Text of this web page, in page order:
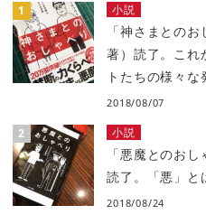
小説
「神さまとの
著）読了。これ
トたちの様々な
2018/08/07
小説
「悪魔とのお
読了。「悪」と
2018/08/24